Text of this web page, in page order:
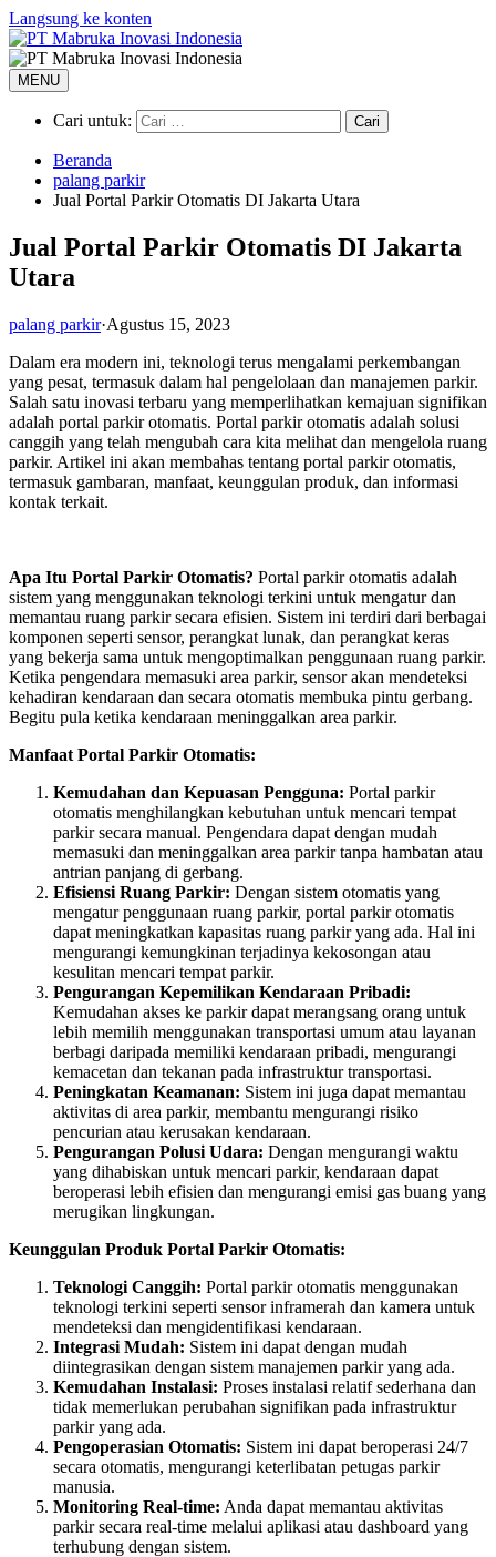
Langsung ke konten
MENU
Cari untuk:
Beranda
palang parkir
Jual Portal Parkir Otomatis DI Jakarta Utara
Jual Portal Parkir Otomatis DI Jakarta
Utara
palang parkir·Agustus 15, 2023
Dalam era modern ini, teknologi terus mengalami perkembangan
yang pesat, termasuk dalam hal pengelolaan dan manajemen parkir.
Salah satu inovasi terbaru yang memperlihatkan kemajuan signifikan
adalah portal parkir otomatis. Portal parkir otomatis adalah solusi
canggih yang telah mengubah cara kita melihat dan mengelola ruang
parkir. Artikel ini akan membahas tentang portal parkir otomatis,
termasuk gambaran, manfaat, keunggulan produk, dan informasi
kontak terkait.
Apa Itu Portal Parkir Otomatis? Portal parkir otomatis adalah
sistem yang menggunakan teknologi terkini untuk mengatur dan
memantau ruang parkir secara efisien. Sistem ini terdiri dari berbagai
komponen seperti sensor, perangkat lunak, dan perangkat keras
yang bekerja sama untuk mengoptimalkan penggunaan ruang parkir.
Ketika pengendara memasuki area parkir, sensor akan mendeteksi
kehadiran kendaraan dan secara otomatis membuka pintu gerbang.
Begitu pula ketika kendaraan meninggalkan area parkir.
Manfaat Portal Parkir Otomatis:
Kemudahan dan Kepuasan Pengguna: Portal parkir
otomatis menghilangkan kebutuhan untuk mencari tempat
parkir secara manual. Pengendara dapat dengan mudah
memasuki dan meninggalkan area parkir tanpa hambatan atau
antrian panjang di gerbang.
Efisiensi Ruang Parkir: Dengan sistem otomatis yang
mengatur penggunaan ruang parkir, portal parkir otomatis
dapat meningkatkan kapasitas ruang parkir yang ada. Hal ini
mengurangi kemungkinan terjadinya kekosongan atau
kesulitan mencari tempat parkir.
Pengurangan Kepemilikan Kendaraan Pribadi:
Kemudahan akses ke parkir dapat merangsang orang untuk
lebih memilih menggunakan transportasi umum atau layanan
berbagi daripada memiliki kendaraan pribadi, mengurangi
kemacetan dan tekanan pada infrastruktur transportasi.
Peningkatan Keamanan: Sistem ini juga dapat memantau
aktivitas di area parkir, membantu mengurangi risiko
pencurian atau kerusakan kendaraan.
Pengurangan Polusi Udara: Dengan mengurangi waktu
yang dihabiskan untuk mencari parkir, kendaraan dapat
beroperasi lebih efisien dan mengurangi emisi gas buang yang
merugikan lingkungan.
Keunggulan Produk Portal Parkir Otomatis:
Teknologi Canggih: Portal parkir otomatis menggunakan
teknologi terkini seperti sensor inframerah dan kamera untuk
mendeteksi dan mengidentifikasi kendaraan.
Integrasi Mudah: Sistem ini dapat dengan mudah
diintegrasikan dengan sistem manajemen parkir yang ada.
Kemudahan Instalasi: Proses instalasi relatif sederhana dan
tidak memerlukan perubahan signifikan pada infrastruktur
parkir yang ada.
Pengoperasian Otomatis: Sistem ini dapat beroperasi 24/7
secara otomatis, mengurangi keterlibatan petugas parkir
manusia.
Monitoring Real-time: Anda dapat memantau aktivitas
parkir secara real-time melalui aplikasi atau dashboard yang
terhubung dengan sistem.